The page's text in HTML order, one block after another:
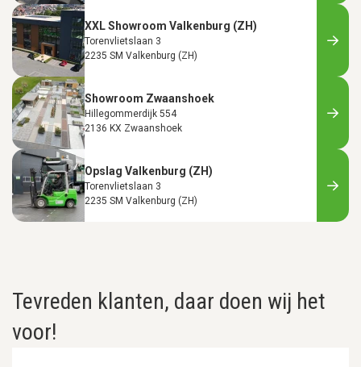
XXL Showroom Valkenburg (ZH)
Torenvlietslaan 3
2235 SM Valkenburg (ZH)
Showroom Zwaanshoek
Hillegommerdijk 554
2136 KX Zwaanshoek
Opslag Valkenburg (ZH)
Torenvlietslaan 3
2235 SM Valkenburg (ZH)
Tevreden klanten, daar doen wij het
voor!